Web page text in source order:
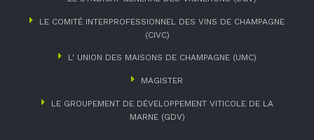
LE COMITÉ INTERPROFESSIONNEL DES VINS DE CHAMPAGNE
(CIVC)
L' UNION DES MAISONS DE CHAMPAGNE (UMC)
MAGISTER
LE GROUPEMENT DE DÉVELOPPEMENT VITICOLE DE LA
MARNE (GDV)